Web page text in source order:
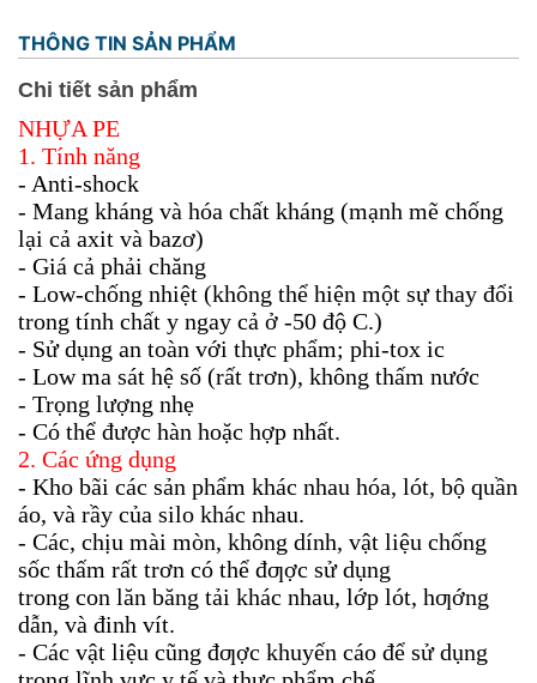
THÔNG TIN SẢN PHẨM
Chi tiết sản phẩm
NHỰA PE
1. Tính năng
- Anti-shock
- Mang kháng và hóa chất kháng (mạnh mẽ chống
lại cả axit và bazơ)
- Giá cả phải chăng
- Low-chống nhiệt (không thể hiện một sự thay đổi
trong tính chất y ngay cả ở -50 độ C.)
- Sử dụng an toàn với thực phẩm; phi-tox ic
- Low ma sát hệ số (rất trơn), không thấm nước
- Trọng lượng nhẹ
- Có thể được hàn hoặc hợp nhất.
2. Các ứng dụng
- Kho bãi các sản phẩm khác nhau hóa, lót, bộ quần
áo, và rầy của silo khác nhau.
- Các, chịu mài mòn, không dính, vật liệu chống
sốc thấm rất trơn có thể đƣợc sử dụng
trong con lăn băng tải khác nhau, lớp lót, hƣớng
dẫn, và đinh vít.
- Các vật liệu cũng đƣợc khuyến cáo để sử dụng